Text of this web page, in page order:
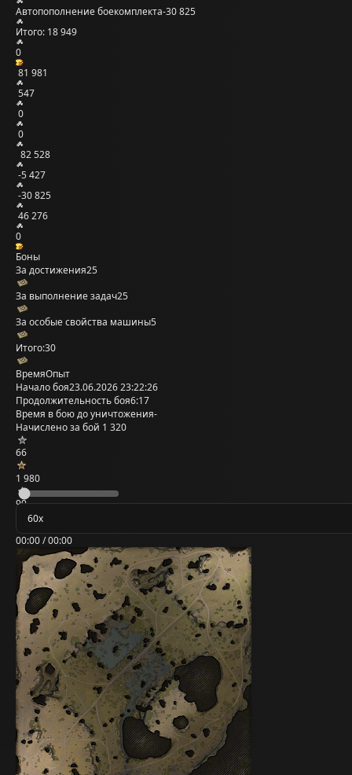
Автопополнение боекомплекта-30 825
Итого: 18 949
0
81 981
547
0
0
82 528
-5 427
-30 825
46 276
0
Боны
За достижения25
За выполнение задач25
За особые свойства машины5
Итого:30
ВремяОпыт
Начало боя23.06.2026 23:22:26
Продолжительность боя6:17
Время в бою до уничтожения-
Начислено за бой 1 320
66
1 980
99
00:00 / 00:00